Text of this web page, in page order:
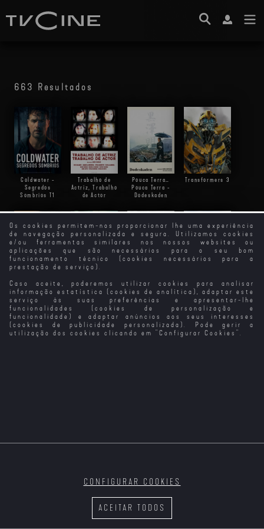
Os cookies permitem-nos proporcionar lhe uma experiência
de navegação personalizada e segura. Utilizamos cookies
e/ou ferramentas similares nos nossos websites ou
aplicações que são necessários para o seu bom
funcionamento técnico (cookies necessários para a
prestação de serviço).
Caso aceite, poderemos utilizar cookies para analisar
informação estatística (cookies de analítica), adaptar este
serviço às suas preferências e apresentar-lhe
funcionalidades (cookies de personalização e
funcionalidade) e adaptar anúncios aos seus interesses
(cookies de publicidade personalizada). Pode gerir a
utilização dos cookies clicando em " Configurar Cookies ".
ACEITAR TODOS
CONFIGURAR COOKIES
663 Resultados
Coldwater -
Segredos
Sombrios T1
Trabalho de
Actriz, Trabalho
de Actor
Pouca Terra…
Pouca Terra -
Dodeskaden
Transformers 3
O Caso Thomas
Crown (1999)
Transformers:
Era da Extinção
Transformers -
Retaliação
Transformers: O
Último
Cavaleiro